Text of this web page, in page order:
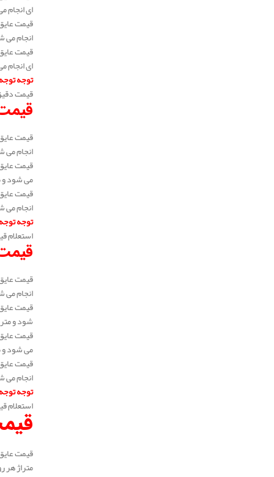
ای انجام می
انجام می شود
ای انجام می
توجه
قیمت
انجام می شود
می شود و
انجام می شود
توجه
استعلام
انجام می شود
شود و متراژ
می شود و
انجام می شود
توجه
استعلام
متراژ هر رول 3 متر، 5 متر و 6 متر می باشد. به عبارتی می توان گفت متراژ خرید سفارشی می باشد و در